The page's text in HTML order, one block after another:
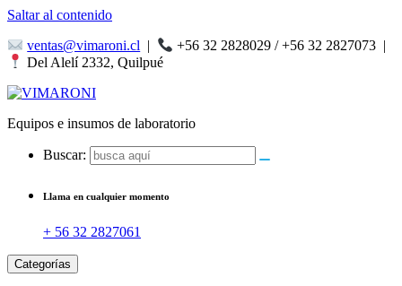
Saltar al contenido
ventas@vimaroni.cl | +56 32 2828029 / +56 32 2827073 |
Del Alelí 2332, Quilpué
Equipos e insumos de laboratorio
Buscar:
Llama en cualquier momento
+ 56 32 2827061
Categorías